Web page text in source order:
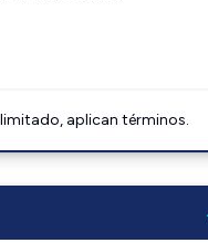
aplican términos.